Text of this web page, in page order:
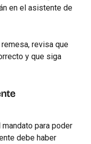
en el asistente de
revisa que
y que siga
para poder
debe haber